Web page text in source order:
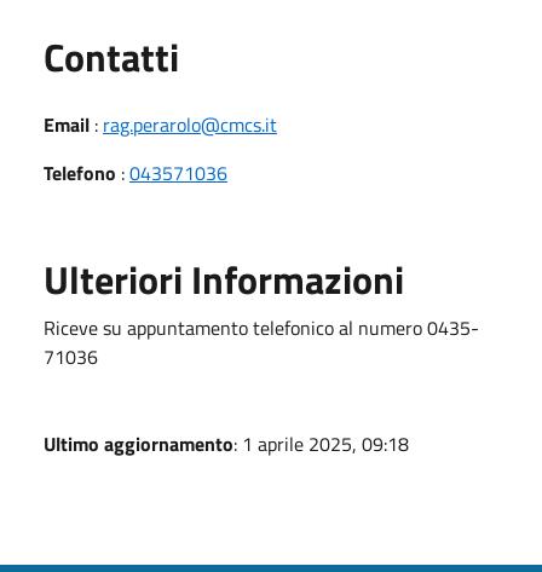
Contatti
Email : rag.perarolo@cmcs.it
Telefono :043571036
Ulteriori Informazioni
Riceve su appuntamento telefonico al numero 0435-
71036
Ultimo aggiornamento: 1 aprile 2025, 09:18